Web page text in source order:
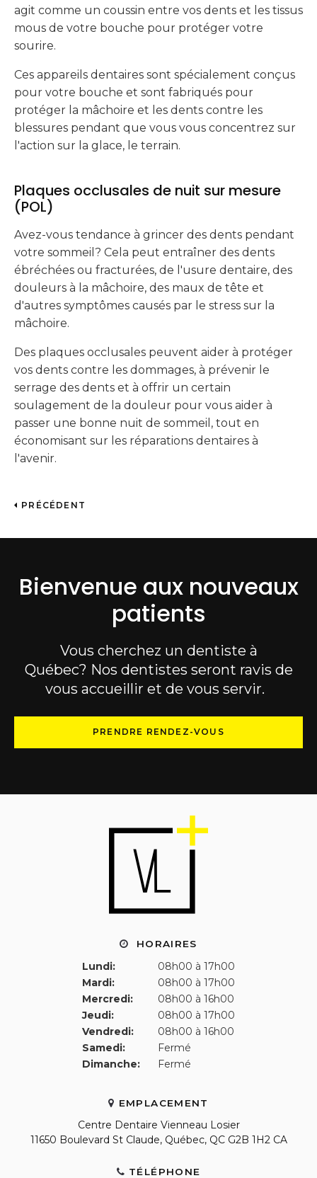
agit comme un coussin entre vos dents et les tissus
mous de votre bouche pour protéger votre
sourire.
Ces appareils dentaires sont spécialement conçus
pour votre bouche et sont fabriqués pour
protéger la mâchoire et les dents contre les
blessures pendant que vous vous concentrez sur
l'action sur la glace, le terrain.
Plaques occlusales de nuit sur mesure
(POL)
Avez-vous tendance à grincer des dents pendant
votre sommeil? Cela peut entraîner des dents
ébréchées ou fracturées, de l'usure dentaire, des
douleurs à la mâchoire, des maux de tête et
d'autres symptômes causés par le stress sur la
mâchoire.
Des plaques occlusales peuvent aider à protéger
vos dents contre les dommages, à prévenir le
serrage des dents et à offrir un certain
soulagement de la douleur pour vous aider à
passer une bonne nuit de sommeil, tout en
économisant sur les réparations dentaires à
l'avenir.
PRÉCÉDENT
Bienvenue aux nouveaux
patients
Vous cherchez un dentiste à
Québec? Nos dentistes seront ravis de
vous accueillir et de vous servir.
PRENDRE RENDEZ-VOUS
HORAIRES
Lundi:
08h00 à 17h00
Mardi:
08h00 à 17h00
Mercredi:
08h00 à 16h00
Jeudi:
08h00 à 17h00
Vendredi:
08h00 à 16h00
Samedi:
Fermé
Dimanche:
Fermé
EMPLACEMENT
Centre Dentaire Vienneau Losier
11650 Boulevard St Claude Québec QC G2B 1H2 CA
TÉLÉPHONE